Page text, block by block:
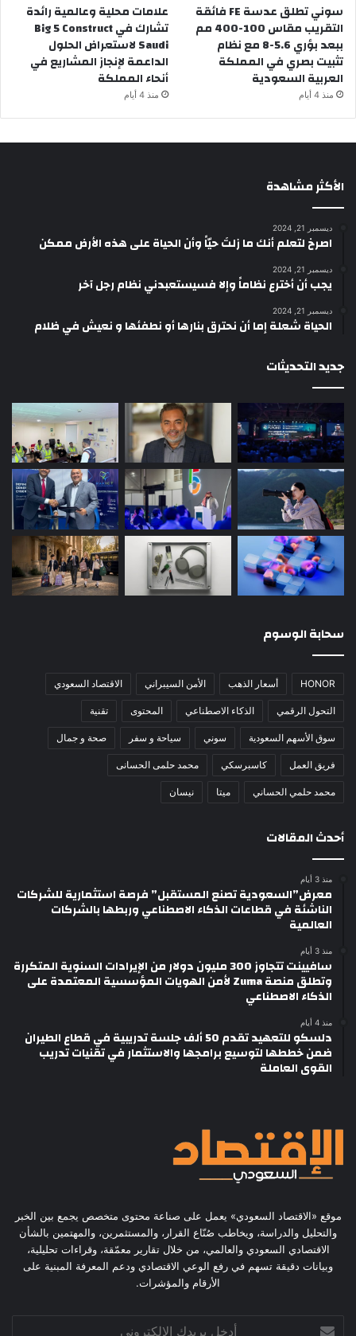
سوني تطلق عدسة FE فائقة
التقريب مقاس 100-400 مم
ببعد بؤري 5.6-8 مع نظام
تثبيت بصري في المملكة
العربية السعودية
منذ 4 أيام
علامات محلية وعالمية رائدة
تشارك في Big 5 Construct
Saudi لاستعراض الحلول
الداعمة لإنجاز المشاريع في
أنحاء المملكة
منذ 4 أيام
الأكثر مشاهدة
ديسمبر 21, 2024
‫اصرخ لتعلم أنك ما زلتَ حيّاً وأن الحياة على هذه الأرض ممكن
ديسمبر 21, 2024
يجب أن أخترع نظاماً وإلا فسيستعبدني نظام رجل آخر
ديسمبر 21, 2024
الحياة شعلة إما أن نحترق بنارها أو نطفئها و نعيش في ظلام
جديد التحديثات
سحابة الوسوم
HONOR أسعار الذهب الأمن السيبراني الاقتصاد السعودي
التحول الرقمي الذكاء الاصطناعي المحتوى تقنية
سوق الأسهم السعودية سوني سياحة و سفر صحة و جمال
فريق العمل كاسبرسكي محمد حلمى الحسانى
محمد حلمي الحساني ميتا نيسان
أحدث المقالات
منذ 3 أيام
معرض”السعودية تصنع المستقبل” فرصة استثمارية للشركات
الناشئة في قطاعات الذكاء الاصطناعي وربطها بالشركات
العالمية
منذ 3 أيام
سافيينت تتجاوز 300 مليون دولار من الإيرادات السنوية المتكررة
وتطلق منصة Zuma لأمن الهويات المؤسسية المعتمدة على
الذكاء الاصطناعي
منذ 4 أيام
دلسكو للتعهيد تقدم 50 ألف جلسة تدريبية في قطاع الطيران
ضمن خططها لتوسيع برامجها والاستثمار في تقنيات تدريب
القوى العاملة
موقع «الاقتصاد السعودي» يعمل على صناعة محتوى متخصص يجمع بين الخبر
والتحليل والدراسة، ويخاطب صُنّاع القرار، والمستثمرين، والمهتمين بالشأن
الاقتصادي السعودي والعالمي، من خلال تقارير معمّقة، وقراءات تحليلية،
وبيانات دقيقة تسهم في رفع الوعي الاقتصادي ودعم المعرفة المبنية على
الأرقام والمؤشرات.